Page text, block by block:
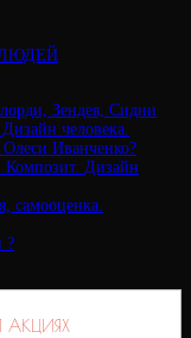
ЛЮДЕЙ
Зендея, Сидни
человека.
Иванченко?
Композит. Дизайн
самооценка.
?
АКЦИЯХ